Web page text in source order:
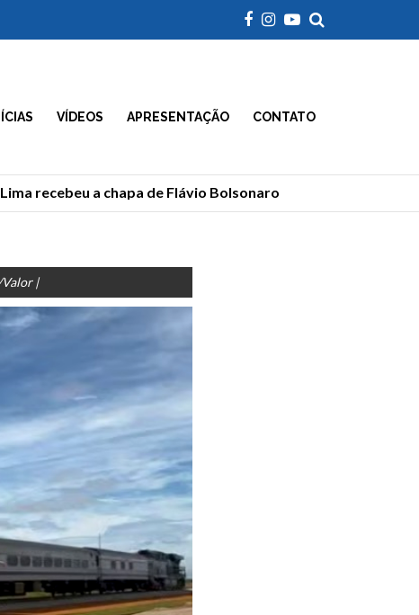
VÍDEOS APRESENTAÇÃO CONTATO
recebeu a chapa de Flávio Bolsonaro
|